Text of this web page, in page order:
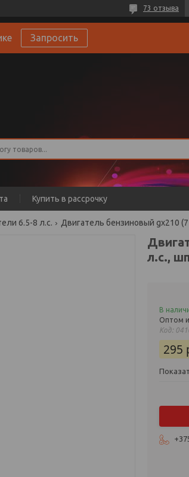
73 отзыва
Запросить
Купить в рассрочку
6.5-8 л.с. Двигатель бензиновый gx210
л.с.,
В
Оптом и
Код:
295